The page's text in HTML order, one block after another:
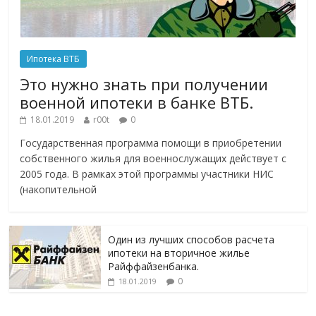
Ипотека ВТБ
Это нужно знать при получении
военной ипотеки в банке ВТБ.
18.01.2019 r00t 0
Государственная программа помощи в приобретении
собственного жилья для военнослужащих действует с
2005 года. В рамках этой программы участники НИС
(накопительной
Один из лучших способов расчета
ипотеки на вторичное жилье
Райффайзенбанка.
18.01.2019 0